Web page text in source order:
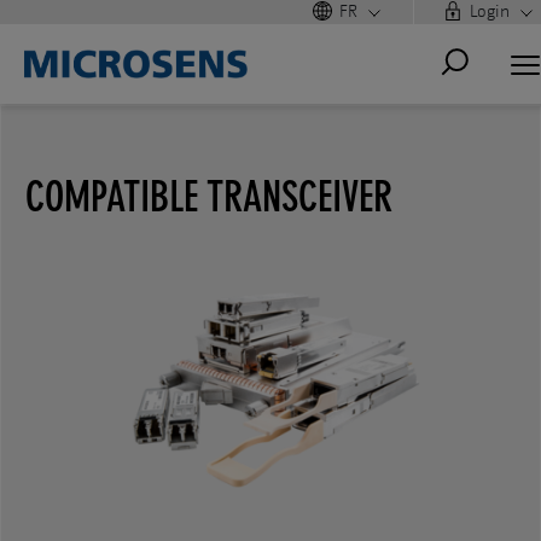
FR Login
COMPATIBLE TRANSCEIVER